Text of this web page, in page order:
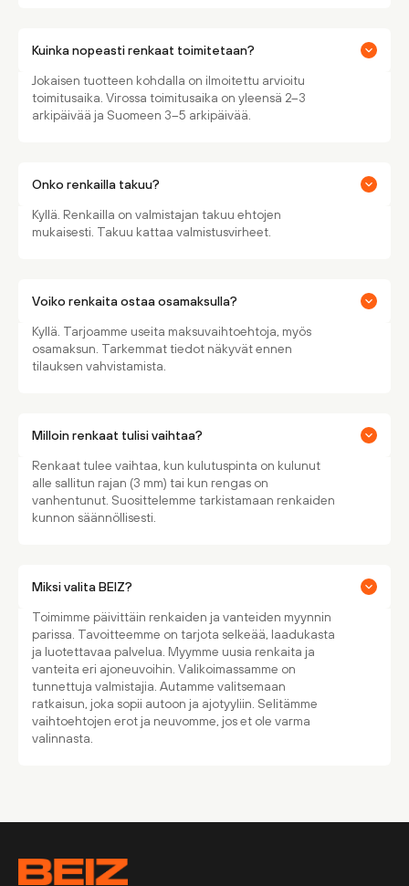
Kuinka nopeasti renkaat toimitetaan?
Jokaisen tuotteen kohdalla on ilmoitettu arvioitu
toimitusaika. Virossa toimitusaika on yleensä 2–3
arkipäivää ja Suomeen 3–5 arkipäivää.
Onko renkailla takuu?
Kyllä. Renkailla on valmistajan takuu ehtojen
mukaisesti. Takuu kattaa valmistusvirheet.
Voiko renkaita ostaa osamaksulla?
Kyllä. Tarjoamme useita maksuvaihtoehtoja, myös
osamaksun. Tarkemmat tiedot näkyvät ennen
tilauksen vahvistamista.
Milloin renkaat tulisi vaihtaa?
Renkaat tulee vaihtaa, kun kulutuspinta on kulunut
alle sallitun rajan (3 mm) tai kun rengas on
vanhentunut. Suosittelemme tarkistamaan renkaiden
kunnon säännöllisesti.
Miksi valita BEIZ?
Toimimme päivittäin renkaiden ja vanteiden myynnin
parissa. Tavoitteemme on tarjota selkeää, laadukasta
ja luotettavaa palvelua. Myymme uusia renkaita ja
vanteita eri ajoneuvoihin. Valikoimassamme on
tunnettuja valmistajia. Autamme valitsemaan
ratkaisun, joka sopii autoon ja ajotyyliin. Selitämme
vaihtoehtojen erot ja neuvomme, jos et ole varma
valinnasta.